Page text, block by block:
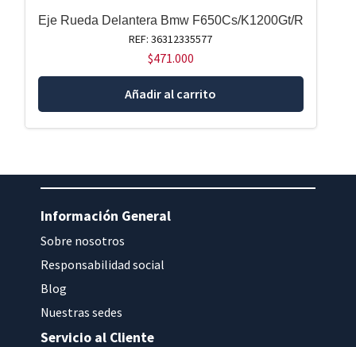
Eje Rueda Delantera Bmw F650Cs/K1200Gt/R
REF: 36312335577
$471.000
Añadir al carrito
Información General
Sobre nosotros
Responsabilidad social
Blog
Nuestras sedes
Servicio al Cliente